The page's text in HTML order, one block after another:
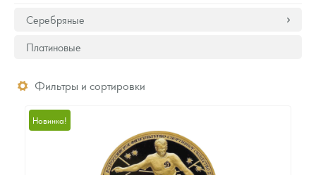
Серебряные
Платиновые
Фильтры и сортировки
Новинка!